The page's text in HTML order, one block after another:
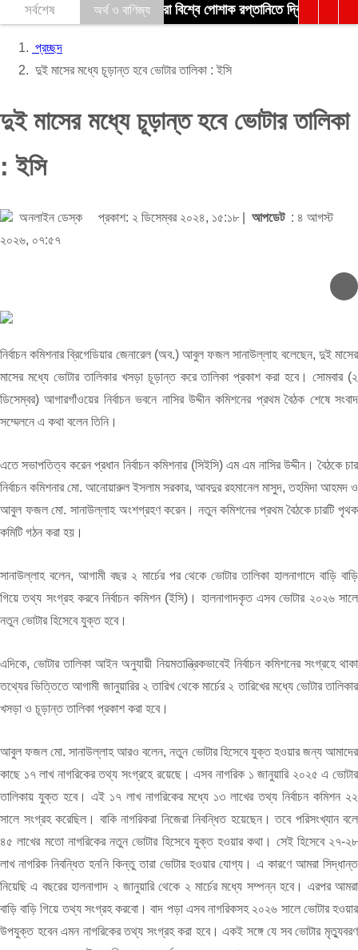
সর্বশেষ অর্থ ও বাণিজ্যসারা বিশ্বে পোশাক রপ্তানিতে দ্বিতীয় শীর্ষ স্থান
প্রচ্ছদ
দুই মাসের মধ্যে চূড়ান্ত হবে ভোটার তালিকা : ইসি
দুই মাসের মধ্যে চূড়ান্ত হবে ভোটার তালিকা
: ইসি
অনলাইন ডেস্ক প্রকাশ: ২ ডিসেম্বর ২০২৪, ১৫:১৮ | আপডেট: ৪ আগস্ট
২০২৬, ০৭:৫৭
নির্বাচন কমিশনার ব্রিগেডিয়ার জেনারেল (অব.) আবুল ফজল সানাউল্লাহ বলেছেন, দুই মাসের
মাসের মধ্যে ভোটার তালিকার খসড়া চূড়ান্ত করে তালিকা প্রকাশ করা হবে। সোমবার (২
ডিসেম্বর) আগারগাঁওয়ের নির্বাচন ভবনে নাসির উদ্দীন কমিশনের প্রথম বৈঠক শেষে সংবাদ
সম্মেলনে এ কথা বলেন তিনি।
এতে সভাপতিত্ব করেন প্রধান নির্বাচন কমিশনার (সিইসি) এম এম নাসির উদ্দীন। বৈঠকে চার
নির্বাচন কমিশনার মো. আনোয়ারুল ইসলাম সরকার, আবদুর রহমানেল মাসুদ, তহমিদা আহমদ ও
আবুল ফজল মো. সানাউল্লাহ অংশগ্রহণ করেন। নতুন কমিশনের প্রথম বৈঠকে চারটি পৃথক
কমিটি গঠন করা হয়।
সানাউল্লাহ বলেন, আগামী বছর ২ মার্চের পর থেকে ভোটার তালিকা হালনাগাদে বাড়ি বাড়ি
গিয়ে তথ্য সংগ্রহ করবে নির্বাচন কমিশন (ইসি)। হালনাগাদকৃত এসব ভোটার ২০২৬ সালে
নতুন ভোটার হিসেবে যুক্ত হবে।
এদিকে, ভোটার তালিকা আইন অনুযায়ী নিয়মতান্ত্রিকভাবেই নির্বাচন কমিশনের সংগ্রহে থাকা
তথ্যের ভিত্তিতে আগামী জানুয়ারির ২ তারিখ থেকে মার্চের ২ তারিখের মধ্যে ভোটার তালিকার
খসড়া ও চূড়ান্ত তালিকা প্রকাশ করা হবে।
আবুল ফজল মো. সানাউল্লাহ আরও বলেন, নতুন ভোটার হিসেবে যুক্ত হওয়ার জন্য আমাদের
কাছে ১৭ লাখ নাগরিকের তথ্য সংগ্রহে রয়েছে। এসব নাগরিক ১ জানুয়ারি ২০২৫ এ ভোটার
তালিকায় যুক্ত হবে। এই ১৭ লাখ নাগরিকের মধ্যে ১৩ লাখের তথ্য নির্বাচন কমিশন ২২
সালে সংগ্রহ করেছিল। বাকি নাগরিকরা নিজেরা নিবন্ধিত হয়েছেন। তবে পরিসংখ্যান বলে
৪৫ লাখের মতো নাগরিকের নতুন ভোটার হিসেবে যুক্ত হওয়ার কথা। সেই হিসেবে ২৭-২৮
লাখ নাগরিক নিবন্ধিত হননি কিন্তু তারা ভোটার হওয়ার যোগ্য। এ কারণে আমরা সিদ্ধান্ত
নিয়েছি এ বছরের হালনাগাদ ২ জানুয়ারি থেকে ২ মার্চের মধ্যে সম্পন্ন হবে। এরপর আমরা
বাড়ি বাড়ি গিয়ে তথ্য সংগ্রহ করবো। বাদ পড়া এসব নাগরিকসহ ২০২৬ সালে ভোটার হওয়ার
উপযুক্ত হবেন এমন নাগরিকের তথ্য সংগ্রহ করা হবে। একই সঙ্গে যে সব ভোটার মৃত্যুবরণ